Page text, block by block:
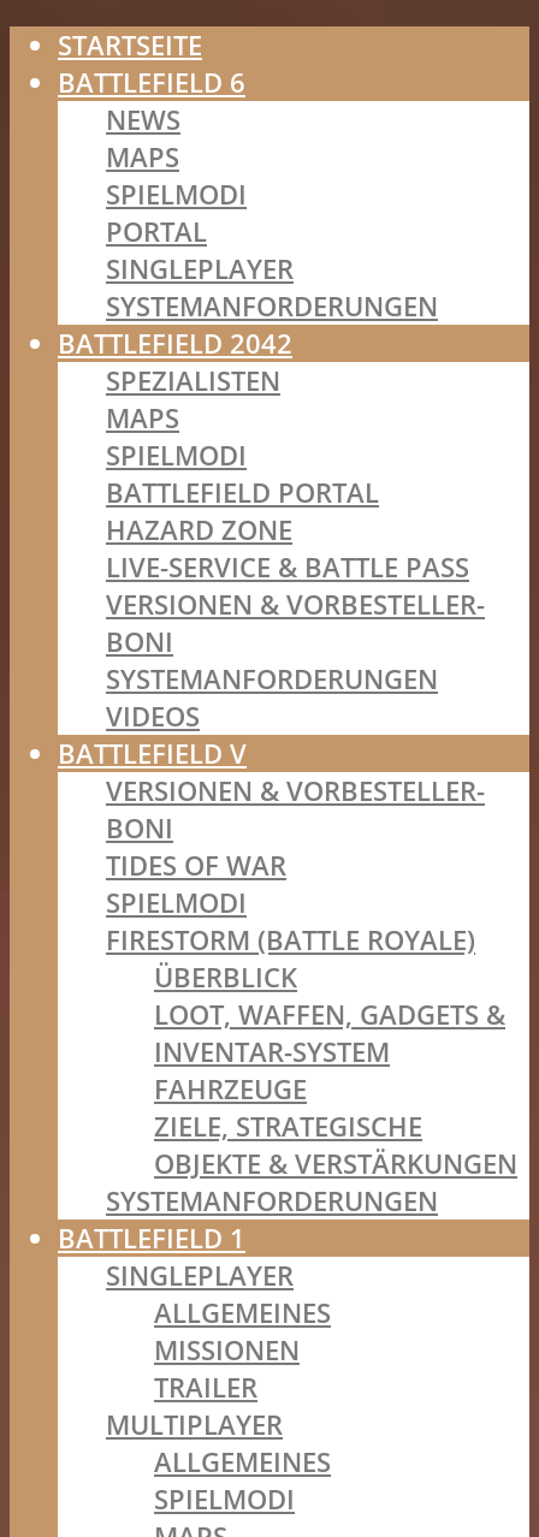
STARTSEITE
BATTLEFIELD 6
NEWS
MAPS
SPIELMODI
PORTAL
SINGLEPLAYER
SYSTEMANFORDERUNGEN
BATTLEFIELD 2042
SPEZIALISTEN
MAPS
SPIELMODI
BATTLEFIELD PORTAL
HAZARD ZONE
LIVE-SERVICE & BATTLE PASS
VERSIONEN & VORBESTELLER-
BONI
SYSTEMANFORDERUNGEN
VIDEOS
BATTLEFIELD V
VERSIONEN & VORBESTELLER-
BONI
TIDES OF WAR
SPIELMODI
FIRESTORM (BATTLE ROYALE)
ÜBERBLICK
LOOT, WAFFEN, GADGETS &
INVENTAR-SYSTEM
FAHRZEUGE
ZIELE, STRATEGISCHE
OBJEKTE & VERSTÄRKUNGEN
SYSTEMANFORDERUNGEN
BATTLEFIELD 1
SINGLEPLAYER
ALLGEMEINES
MISSIONEN
TRAILER
MULTIPLAYER
ALLGEMEINES
SPIELMODI